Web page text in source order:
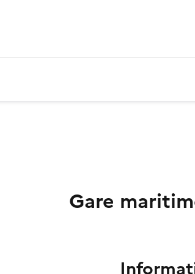
Gare